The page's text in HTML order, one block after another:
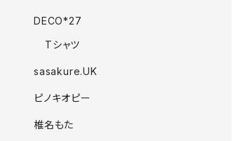
DECO*27
Tシャツ
sasakure.UK
ピノキオピー
椎名もた